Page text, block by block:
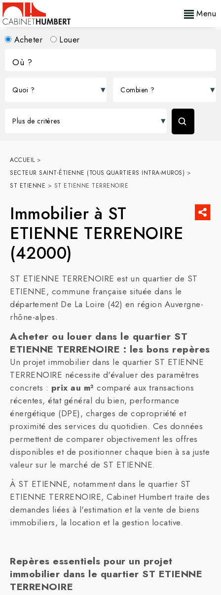
Menu
Acheter Louer
ACCUEIL>
SECTEUR SAINT-ÉTIENNE (TOUS QUARTIERS INTRA-MUROS) >
ST ETIENNE > ST ETIENNE TERRENOIRE
Immobilier à ST
ETIENNE TERRENOIRE
(42000)
ST ETIENNE TERRENOIRE est un quartier de ST
ETIENNE, commune française située dans le
département De La Loire (42) en région Auvergne-
rhône-alpes.
Acheter ou louer dans le quartier ST
ETIENNE TERRENOIRE : les bons repères
Un projet immobilier dans le quartier ST ETIENNE
TERRENOIRE nécessite d'évaluer des paramètres
concrets : prix au m² comparé aux transactions
récentes, état général du bien, performance
énergétique (DPE), charges de copropriété et
proximité des services du quotidien. Ces données
permettent de comparer objectivement les offres
disponibles et de positionner chaque bien à sa juste
valeur sur le marché de ST ETIENNE.
À ST ETIENNE, notamment dans le quartier ST
ETIENNE TERRENOIRE, Cabinet Humbert traite des
demandes liées à l'estimation et la vente de biens
immobiliers, la location et la gestion locative.
Repères essentiels pour un projet
immobilier dans le quartier ST ETIENNE
TERRENOIRE